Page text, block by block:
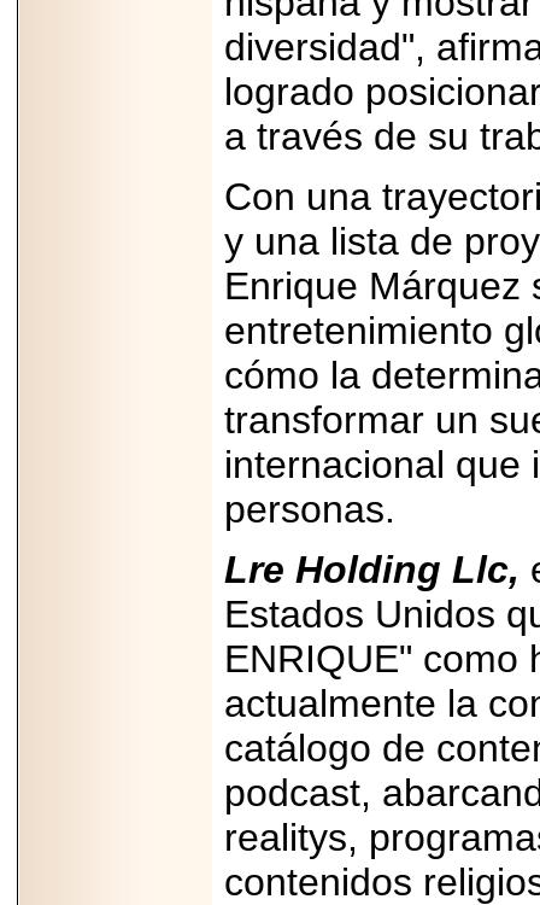
diversidad",
logrado
a través de su
Con una
y una lista de
Enrique Márquez
entretenimiento
cómo la
transformar un
internacional que
personas.
Lre Holding Llc,
Estados Unidos
ENRIQUE" como
actualmente la
catálogo de
podcast,
realitys,
contenidos